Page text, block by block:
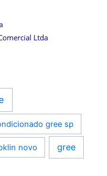
Ltda
gree sp
novo gree